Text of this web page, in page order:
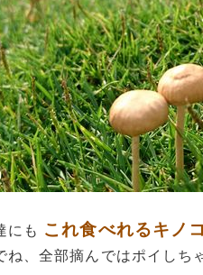
にも これ食べれるキノ
ね、全部摘んではポイしち